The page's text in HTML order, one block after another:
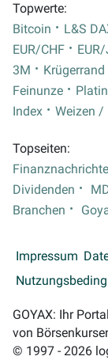
Topwerte:
Bitcoin
L&S
EUR/CHF
3M
Feinunze
Index
Weizen /
Topseiten:
Dividenden
Branchen
Impressum
GOYAX: Ihr
von
© 1997 - 2026